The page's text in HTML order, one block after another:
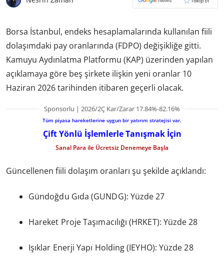
Borsa İstanbul, endeks hesaplamalarında kullanılan fiili
dolaşımdaki pay oranlarında (FDPO) değişikliğe gitti.
Kamuyu Aydınlatma Platformu (KAP) üzerinden yapılan
açıklamaya göre beş şirkete ilişkin yeni oranlar 10
Haziran 2026 tarihinden itibaren geçerli olacak.
Sponsorlu | 2026/2Ç Kar/Zarar 17.84%-82.16%
Tüm piyasa hareketlerine uygun bir yatırım stratejisi var.
Çift Yönlü İşlemlerle Tanışmak İçin
Sanal Para ile Ücretsiz Denemeye Başla
Güncellenen fiili dolaşım oranları şu şekilde açıklandı:
Gündoğdu Gıda (GUNDG): Yüzde 27
Hareket Proje Taşımacılığı (HRKET): Yüzde 28
Işıklar Enerji Yapı Holding (IEYHO): Yüzde 28